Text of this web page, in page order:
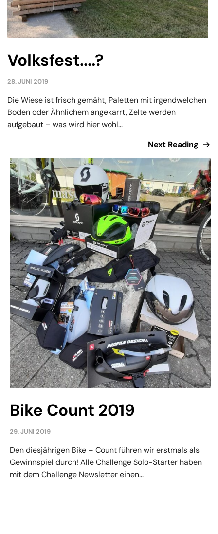
Volksfest....?
28. JUNI 2019
Die Wiese ist frisch gemäht, Paletten mit irgendwelchen
Böden oder Ähnlichem angekarrt, Zelte werden
aufgebaut – was wird hier wohl...
Next Reading
Bike Count 2019
29. JUNI 2019
Den diesjährigen Bike – Count führen wir erstmals als
Gewinnspiel durch! Alle Challenge Solo-Starter haben
mit dem Challenge Newsletter einen...